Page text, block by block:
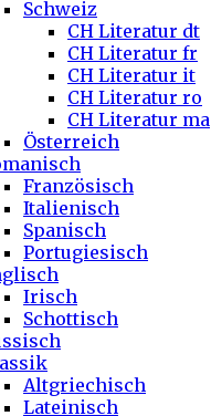
Schweiz
CH Literatur dt
CH Literatur fr
CH Literatur it
CH Literatur ro
CH Literatur ma
Österreich
Französisch
Italienisch
Spanisch
Portugiesisch
Irisch
Schottisch
Altgriechisch
Lateinisch